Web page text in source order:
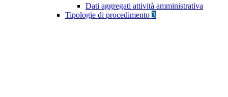
Dati aggregati attività amministrativa
Tipologie di procedimento 3